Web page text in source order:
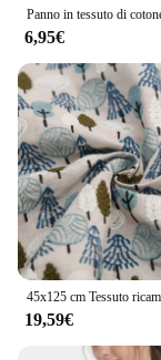
6,95€
19,59€